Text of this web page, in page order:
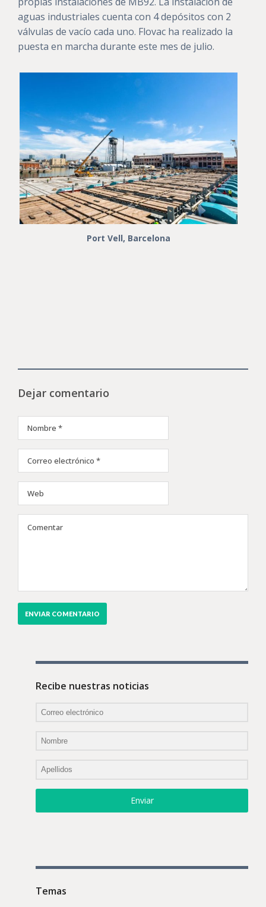
aguas industriales cuenta con 4 depósitos con 2
válvulas de vacío cada uno. Flovac ha realizado la
puesta en marcha durante este mes de julio.
Port Vell, Barcelona
Dejar comentario
Recibe nuestras noticias
Enviar
Temas